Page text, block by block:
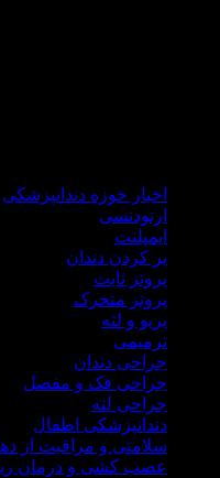
اخبار حوزه دندانپزشکی
ارتودنسی
ایمپلنت
پر کردن دندان
پروتز ثابت
پروتز متحرک
پریو و لثه
ترمیمی
جراحی دندان
جراحی فک و مفصل
جراحی لثه
دندانپزشکی اطفال
سلامتی و مراقبت از
عصب کشی و درمان